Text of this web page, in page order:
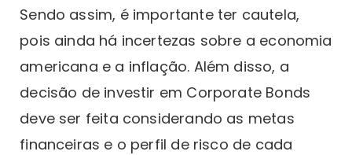
Sendo assim, é importante ter cautela,
pois ainda há incertezas sobre a economia
americana e a inflação. Além disso, a
decisão de investir em Corporate Bonds
deve ser feita considerando as metas
financeiras e o perfil de risco de cada